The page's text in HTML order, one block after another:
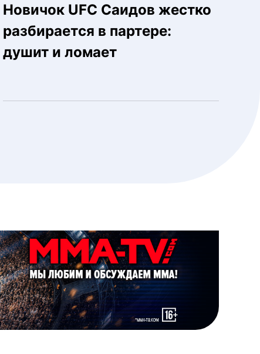
Новичок UFC Саидов жестко
разбирается в партере:
душит и ломает